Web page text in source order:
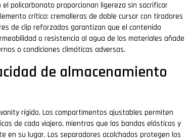
policarbonato proporcionan ligereza sin sacrificar
crítico: cremalleras de doble cursor con tiradores
de clip reforzados garantizan que el contenido
o resistencia al agua de los materiales añade
o condiciones climáticas adversas.
de almacenamiento
rígido. Los compartimentos ajustables permiten
de cada viajero, mientras que las bandas elásticas y
en su lugar. Los separadores acolchados protegen los